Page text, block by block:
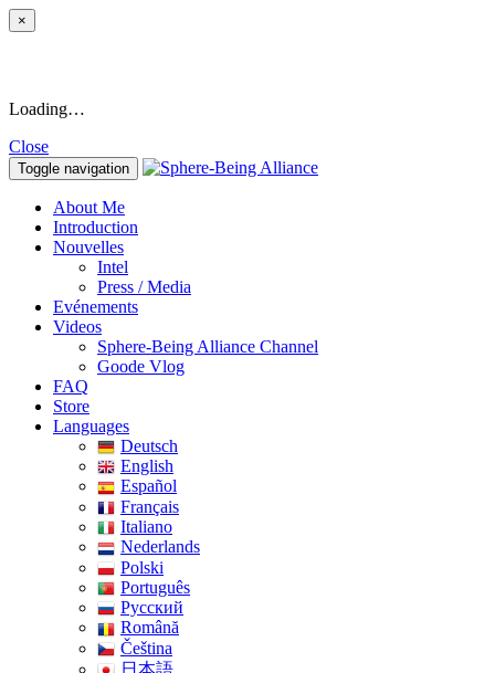
×
Loading…
Close
Toggle navigation
About Me
Introduction
Nouvelles
Intel
Press / Media
Evénements
Videos
Sphere-Being Alliance Channel
Goode Vlog
FAQ
Store
Languages
Deutsch
English
Español
Français
Italiano
Nederlands
Polski
Português
Pусский
Română
Čeština